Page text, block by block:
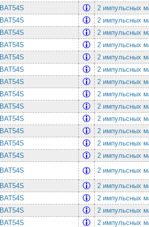
BAT54S
2 импульсных
BAT54S
2 импульсных
BAT54S
2 импульсных
BAT54S
2 импульсных
BAT54S
2 импульсных
BAT54S
2 импульсных
BAT54S
2 импульсных
BAT54S
2 импульсных
BAT54S
2 импульсных
BAT54S
2 импульсных
BAT54S
2 импульсных
BAT54S
2 импульсных
BAT54S
2 импульсных
BAT54S
2 импульсных
BAT54S
2 импульсных
BAT54S
2 импульсных
BAT54S
2 импульсных
BAT54S
2 импульсных